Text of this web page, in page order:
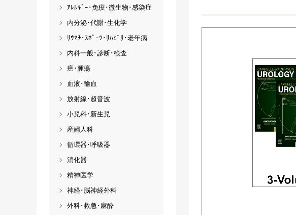
ｱﾚﾙｷﾞｰ･免疫･微生物･感染症
内分泌･代謝･生化学
ﾘｳﾏﾁ･ｽﾎﾟｰﾂ･ﾘﾊﾋﾞﾘ･老年病
内科一般･診断･検査
癌･腫瘍
血液･輸血
放射線･超音波
小児科･新生児
産婦人科
循環器･呼吸器
消化器
精神医学
神経･脳神経外科
外科･救急･麻酔